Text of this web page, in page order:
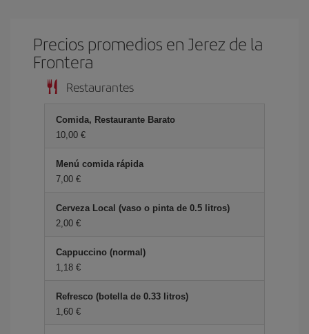
Precios promedios en Jerez de la
Frontera
Restaurantes
Comida, Restaurante Barato
10,00 €
Menú comida rápida
7,00 €
Cerveza Local (vaso o pinta de 0.5 litros)
2,00 €
Cappuccino (normal)
1,18 €
Refresco (botella de 0.33 litros)
1,60 €